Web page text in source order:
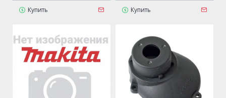
Купить Купить